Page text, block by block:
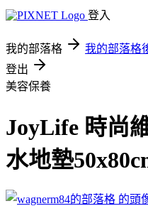
登入
我的部落格 我的部落格
登出
美容保養
JoyLife 時尚
水地墊